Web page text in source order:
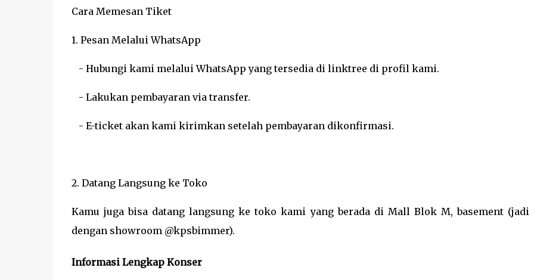
Cara Memesan Tiket
1. Pesan Melalui WhatsApp
- Hubungi kami melalui WhatsApp yang tersedia di linktree di profil kami.
- Lakukan pembayaran via transfer.
- E-ticket akan kami kirimkan setelah pembayaran dikonfirmasi.
2. Datang Langsung ke Toko
Kamu juga bisa datang langsung ke toko kami yang berada di Mall Blok M, basement (jadi
dengan showroom @kpsbimmer).
Informasi Lengkap Konser